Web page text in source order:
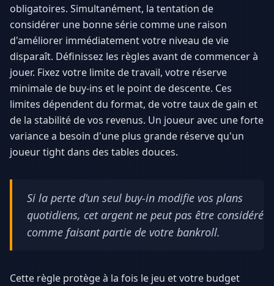
obligatoires. Simultanément, la tentation de
considérer une bonne série comme une raison
d'améliorer immédiatement votre niveau de vie
disparaît. Définissez les règles avant de commencer à
jouer. Fixez votre limite de travail, votre réserve
minimale de buy-ins et le point de descente. Ces
limites dépendent du format, de votre taux de gain et
de la stabilité de vos revenus. Un joueur avec une forte
variance a besoin d'une plus grande réserve qu'un
joueur tight dans des tables douces.
Si la perte d'un seul buy-in modifie vos plans
quotidiens, cet argent ne peut pas être considéré
comme faisant partie de votre bankroll.
Cette règle protège à la fois le jeu et votre budget